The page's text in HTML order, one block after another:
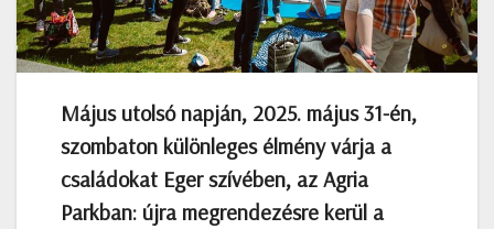
Május utolsó napján, 2025. május 31-én,
szombaton különleges élmény várja a
családokat Eger szívében, az Agria
Parkban: újra megrendezésre kerül a